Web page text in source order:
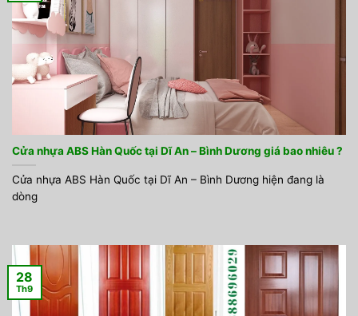
Cửa nhựa ABS Hàn Quốc tại Dĩ An – Bình Dương giá bao nhiêu ?
Cửa nhựa ABS Hàn Quốc tại Dĩ An – Bình Dương hiện đang là
dòng
28
Th9